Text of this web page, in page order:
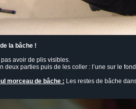
la bâche !
avoir de plis visibles.
parties puis de les coller : l’une sur le
morceau de bâche : Les restes de bâche